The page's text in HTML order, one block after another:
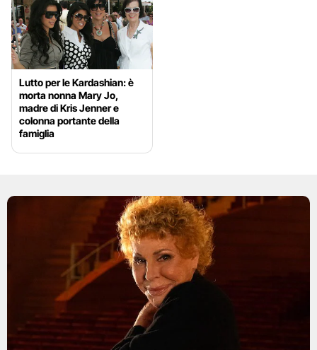
Lutto per le Kardashian: è
morta nonna Mary Jo,
madre di Kris Jenner e
colonna portante della
famiglia